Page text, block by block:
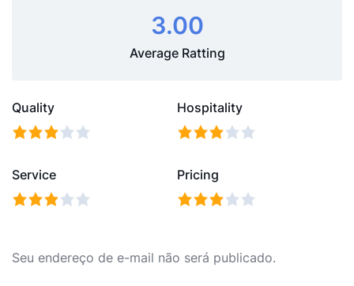
3.00
Average Ratting
Quality Hospitality
Service Pricing
Seu endereço de e-mail não será publicado.